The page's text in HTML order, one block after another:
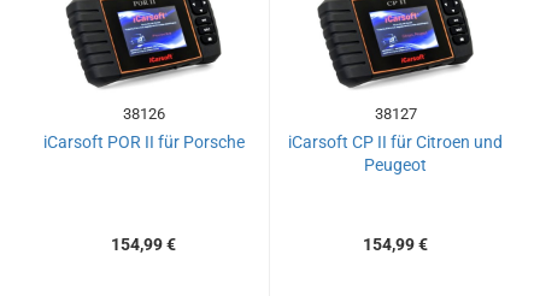
38126
iCarsoft POR II für Porsche
154,99 €
38127
iCarsoft CP II für Citroen und
Peugeot
154,99 €